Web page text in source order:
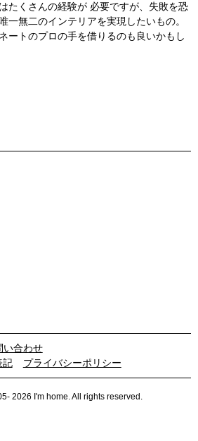
たくさんの経験が 必要ですが、失敗を恐
一無二のインテリアを実現したいもの。
ートのプロの手を借りるのも良いかもし
い合わせ
記
プライバシーポリシー
2026 I'm home. All rights reserved.